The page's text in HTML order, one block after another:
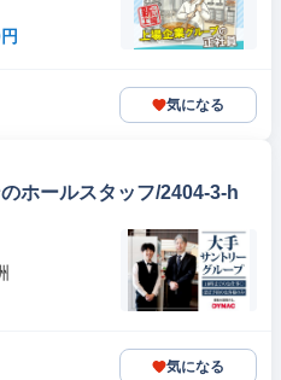
気になる
ホールスタッフ/2404-3-h
気になる